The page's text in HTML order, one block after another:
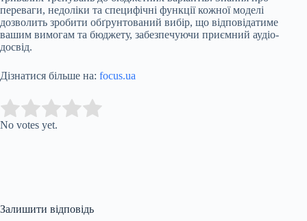
переваги, недоліки та специфічні функції кожної моделі
дозволить зробити обґрунтований вибір, що відповідатиме
вашим вимогам та бюджету, забезпечуючи приємний аудіо-
досвід.
Дізнатися більше на: focus.ua
Rate this item:
No votes yet.
Залишити відповідь